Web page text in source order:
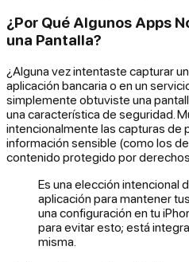
¿Por Qué Algunos Apps
una Pantalla?
¿Alguna vez intentaste capturar
aplicación bancaria o en un
simplemente obtuviste una
una característica de seguridad.
intencionalmente las capturas de
información sensible (como los
contenido protegido por
Es una elección intencional
aplicación para mantener
una configuración en tu
para evitar esto; está
misma.